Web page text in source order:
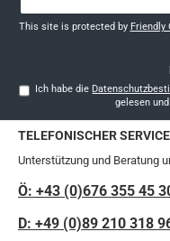
*
This site is protected by Friendly
Ich habe die
gelesen
TELEFONISCHER SERVICE
Unterstützung und Beratung
Ö: +43 (0)676 355 45
D: +49 (0)89 210 318